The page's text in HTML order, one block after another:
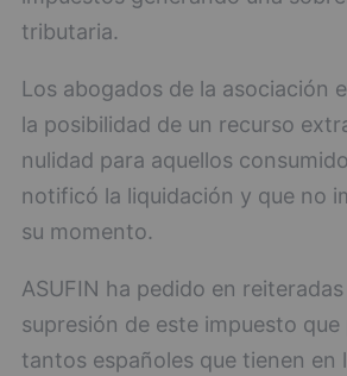
tributaria.
Los abogados de la asociación
la posibilidad de un recurso
nulidad para aquellos
notificó la liquidación y que no
su momento.
ASUFIN ha pedido en
supresión de este impuesto que
tantos españoles que tienen en